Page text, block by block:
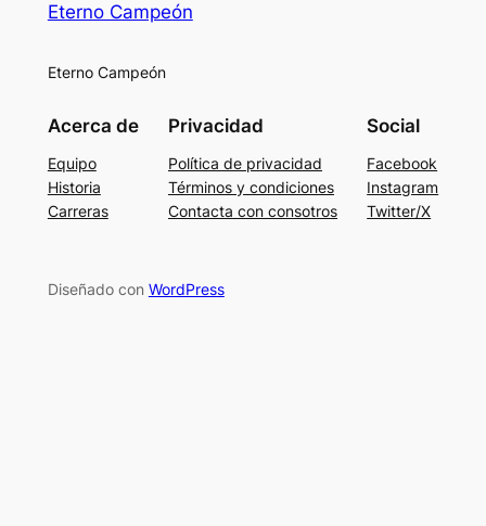
Eterno Campeón
Eterno Campeón
Acerca de
Equipo
Historia
Carreras
Privacidad
Política de privacidad
Términos y condiciones
Contacta con consotros
Social
Facebook
Instagram
Twitter/X
Diseñado con WordPress